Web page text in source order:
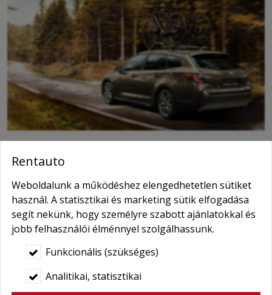
Toyota hosszútávú kölcsönzés, havi és éves
tartós bérleti konstrukciók
Vegye igénybe tartós bérleti szolgáltatásainkat 2018-
as,- és 2019-es évjáratú különböző típusú Toyota
személyautóinkra!
A hosszú időtartamú tartós,- és operatív lízing
szerződések bérleti díjai egyszerűen kalkulálhatóak, a
Rentauto
Weboldalunk a működéshez elengedhetetlen sütiket
használ. A statisztikai és marketing sütik elfogadása
segít nekünk, hogy személyre szabott ajánlatokkal és
jobb felhasználói élménnyel szolgálhassunk.
Funkcionális (szükséges)
Analitikai, statisztikai